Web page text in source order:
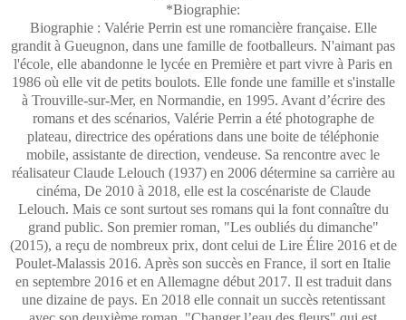
*Biographie:
Biographie : Valérie Perrin est une romancière française. Elle
grandit à Gueugnon, dans une famille de footballeurs. N'aimant pas
l'école, elle abandonne le lycée en Première et part vivre à Paris en
1986 où elle vit de petits boulots. Elle fonde une famille et s'installe
à Trouville-sur-Mer, en Normandie, en 1995. Avant d’écrire des
romans et des scénarios, Valérie Perrin a été photographe de
plateau, directrice des opérations dans une boite de téléphonie
mobile, assistante de direction, vendeuse. Sa rencontre avec le
réalisateur Claude Lelouch (1937) en 2006 détermine sa carrière au
cinéma, De 2010 à 2018, elle est la coscénariste de Claude
Lelouch. Mais ce sont surtout ses romans qui la font connaître du
grand public. Son premier roman, "Les oubliés du dimanche"
(2015), a reçu de nombreux prix, dont celui de Lire Élire 2016 et de
Poulet-Malassis 2016. Après son succès en France, il sort en Italie
en septembre 2016 et en Allemagne début 2017. Il est traduit dans
une dizaine de pays. En 2018 elle connait un succès retentissant